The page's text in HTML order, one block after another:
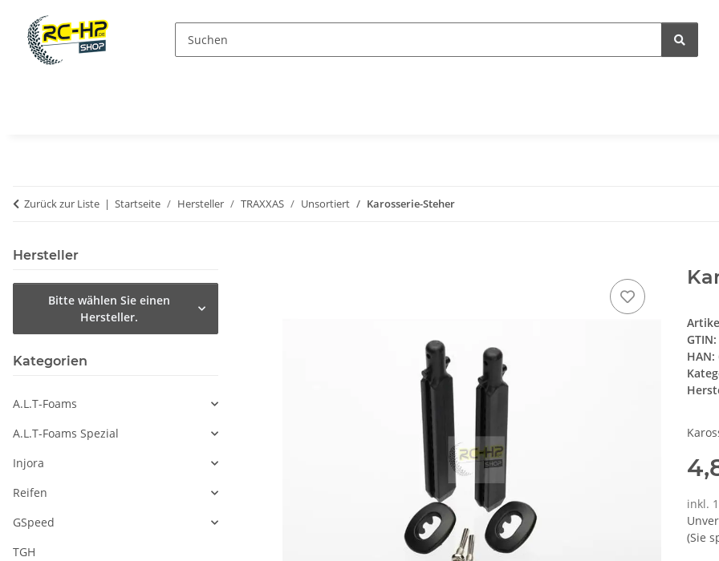
Zurück zur Liste Startseite Hersteller TRAXXAS Unsortiert Karosserie-Steher
GTIN:
HAN:
inkl.
(Sie
Hersteller
Bitte wählen Sie einen
Hersteller.
Kategorien
A.L.T-Foams
A.L.T-Foams Spezial
Injora
Reifen
GSpeed
TGH